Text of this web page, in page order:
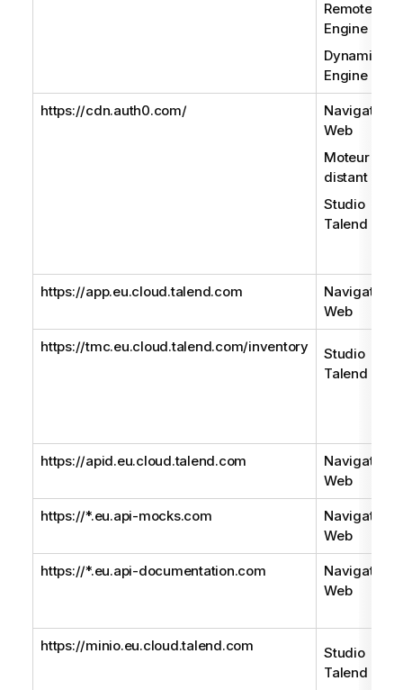
Remote
Engine
Dynamic
Engine
https://cdn.auth0.com/
Navigateur
Web
Moteur
distant
Studio
Talend
https://app.eu.cloud.talend.com
Navigateur
Web
https://tmc.eu.cloud.talend.com/inventory
Studio
Talend
https://apid.eu.cloud.talend.com
Navigateur
Web
https://*.eu.api-mocks.com
Navigateur
Web
https://*.eu.api-documentation.com
Navigateur
Web
https://minio.eu.cloud.talend.com
Studio
Talend